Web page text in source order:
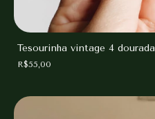
Tesourinha vintage 4 dourada
R$55,00